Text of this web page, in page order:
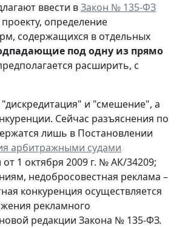
ввести вЗакон № 135-ФЗ
определение
содержащихся в отдельных
под одну из прямо
расширить, с
и "смешение", а
Сейчас разъяснения по
лишь в Постановлении
арбитражными судами
1 октября 2009 г. № АК/34209;
недобросовестная реклама –
конкуренция осуществляется
рекламного
редакции Закона № 135-ФЗ.